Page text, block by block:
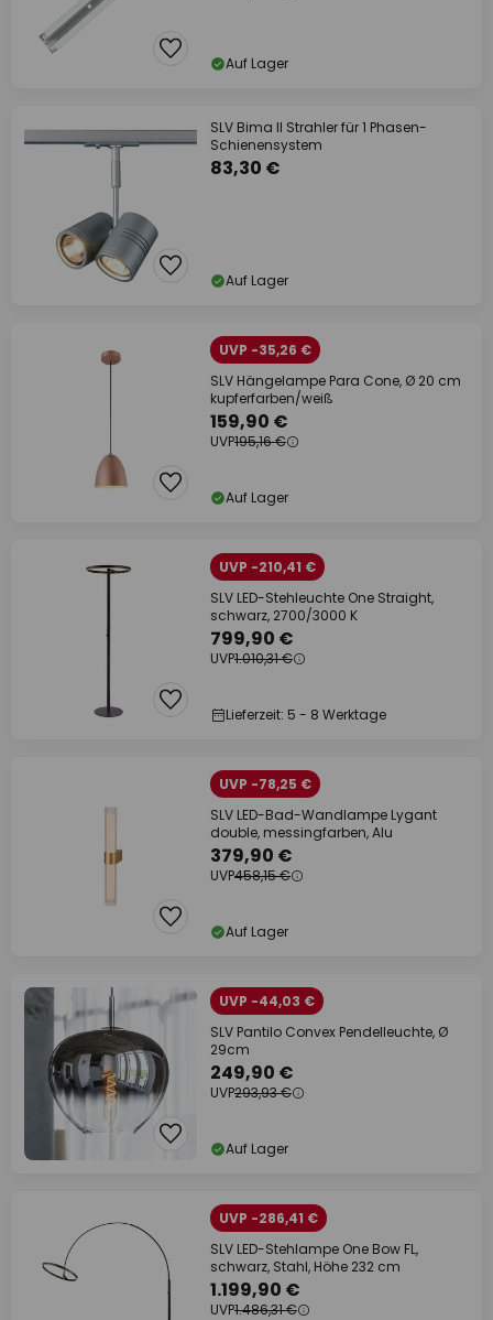
Auf Lager
SLV Bima II Strahler für 1 Phasen-
Schienensystem
83,30 €
Auf Lager
UVP -35,26 €
SLV Hängelampe Para Cone, Ø 20 cm
kupferfarben/weiß
159,90 €
UVP195,16 €
Auf Lager
UVP -210,41 €
SLV LED-Stehleuchte One Straight,
schwarz, 2700/3000 K
799,90 €
UVP1.010,31 €
Lieferzeit: 5 - 8 Werktage
UVP -78,25 €
SLV LED-Bad-Wandlampe Lygant
double, messingfarben, Alu
379,90 €
UVP458,15 €
Auf Lager
UVP -44,03 €
SLV Pantilo Convex Pendelleuchte, Ø
29cm
249,90 €
UVP293,93 €
Auf Lager
UVP -286,41 €
SLV LED-Stehlampe One Bow FL,
schwarz, Stahl, Höhe 232 cm
1.199,90 €
UVP1.486,31 €